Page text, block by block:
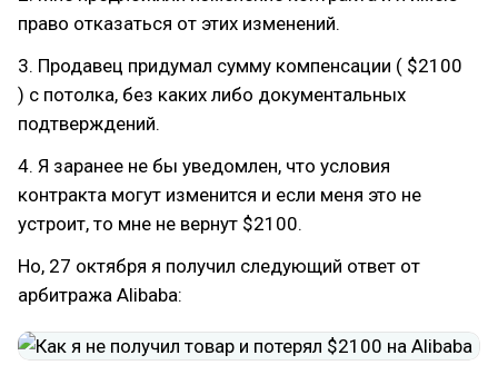
право отказаться от этих изменений.
3. Продавец придумал сумму компенсации ( $2100
) с потолка, без каких либо документальных
подтверждений.
4. Я заранее не бы уведомлен, что условия
контракта могут изменится и если меня это не
устроит, то мне не вернут $2100.
Но, 27 октября я получил следующий ответ от
арбитража Alibaba: